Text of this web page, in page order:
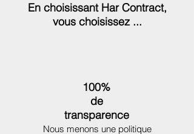
En choisissant Har Contract,
vous choisissez ...
100%
de
transparence
Nous menons une politique